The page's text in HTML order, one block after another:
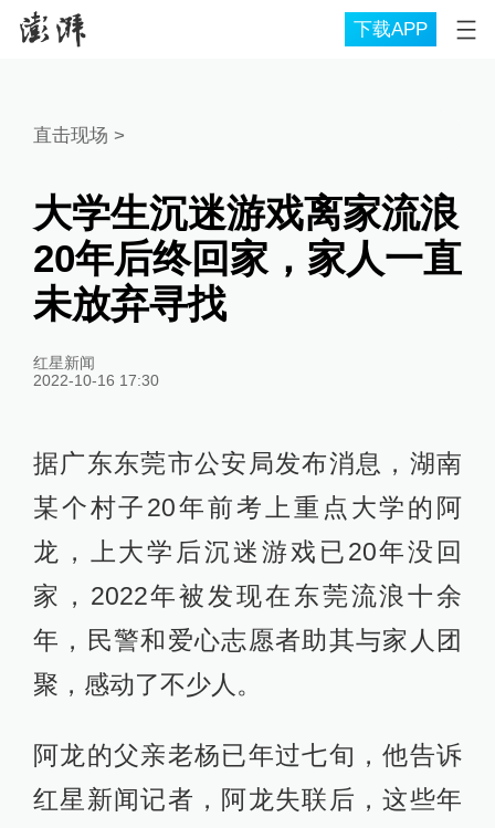
下载APP
直击现场 >
大学生沉迷游戏离家流浪
20年后终回家，家人一直
未放弃寻找
红星新闻
2022-10-16 17:30
据广东东莞市公安局发布消息，湖南
某个村子20年前考上重点大学的阿
龙，上大学后沉迷游戏已20年没回
家，2022年被发现在东莞流浪十余
年，民警和爱心志愿者助其与家人团
聚，感动了不少人。
阿龙的父亲老杨已年过七旬，他告诉
红星新闻记者，阿龙失联后，这些年